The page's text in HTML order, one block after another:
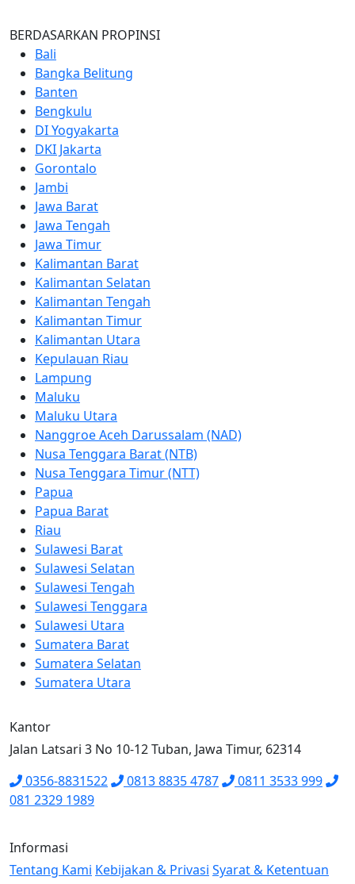
BERDASARKAN PROPINSI
Bali
Bangka Belitung
Banten
Bengkulu
DI Yogyakarta
DKI Jakarta
Gorontalo
Jambi
Jawa Barat
Jawa Tengah
Jawa Timur
Kalimantan Barat
Kalimantan Selatan
Kalimantan Tengah
Kalimantan Timur
Kalimantan Utara
Kepulauan Riau
Lampung
Maluku
Maluku Utara
Nanggroe Aceh Darussalam (NAD)
Nusa Tenggara Barat (NTB)
Nusa Tenggara Timur (NTT)
Papua
Papua Barat
Riau
Sulawesi Barat
Sulawesi Selatan
Sulawesi Tengah
Sulawesi Tenggara
Sulawesi Utara
Sumatera Barat
Sumatera Selatan
Sumatera Utara
Kantor
Jalan Latsari 3 No 10-12 Tuban, Jawa Timur, 62314
0356-8831522
0813 8835 4787
0811 3533 999
081 2329 1989
Informasi
Tentang Kami Kebijakan & Privasi Syarat & Ketentuan